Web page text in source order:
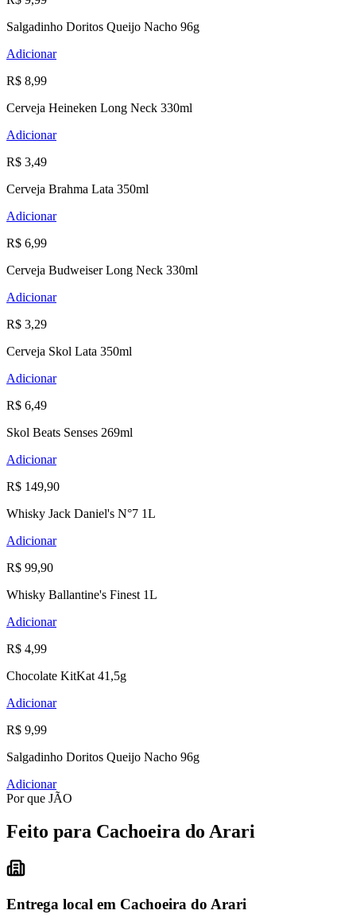
Salgadinho Doritos Queijo Nacho 96g
Adicionar
R$ 8,99
Cerveja Heineken Long Neck 330ml
Adicionar
R$ 3,49
Cerveja Brahma Lata 350ml
Adicionar
R$ 6,99
Cerveja Budweiser Long Neck 330ml
Adicionar
R$ 3,29
Cerveja Skol Lata 350ml
Adicionar
R$ 6,49
Skol Beats Senses 269ml
Adicionar
R$ 149,90
Whisky Jack Daniel's N°7 1L
Adicionar
R$ 99,90
Whisky Ballantine's Finest 1L
Adicionar
R$ 4,99
Chocolate KitKat 41,5g
Adicionar
R$ 9,99
Salgadinho Doritos Queijo Nacho 96g
Adicionar
Por que JÃO
Feito para Cachoeira do Arari
Entrega local em Cachoeira do Arari